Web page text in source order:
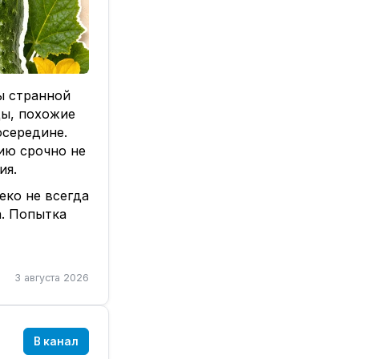
странной
похожие
срочно не
не всегда
Попытка
из-за
3 августа 2026
В канал